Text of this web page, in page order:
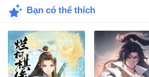
Bạn có thể thích